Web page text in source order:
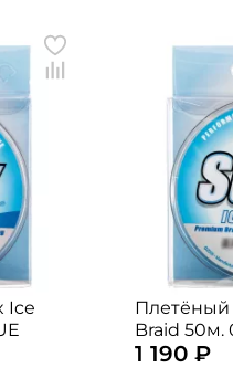
Ice
Плетёный
Braid 50м.
1 190 ₽